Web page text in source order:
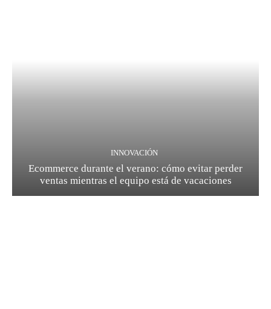
INNOVACIÓN
Ecommerce durante el verano: cómo evitar perder
ventas mientras el equipo está de vacaciones